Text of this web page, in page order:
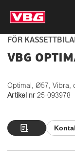
FÖR
VBG
Optimal, Ø57, Vibra,
Artikel nr 25-093978